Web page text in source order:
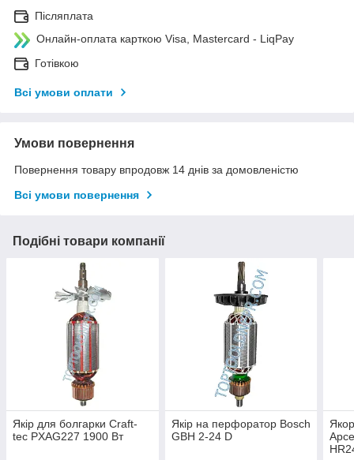
Післяплата
Онлайн-оплата карткою Visa, Mastercard - LiqPay
Готівкою
Всі умови оплати
Умови повернення
Повернення товару впродовж 14 днів за домовленістю
Всі умови повернення
Подібні товари компанії
Якір для болгарки Craft-
tec PXAG227 1900 Вт
Якір на перфоратор Bosch
GBH 2-24 D